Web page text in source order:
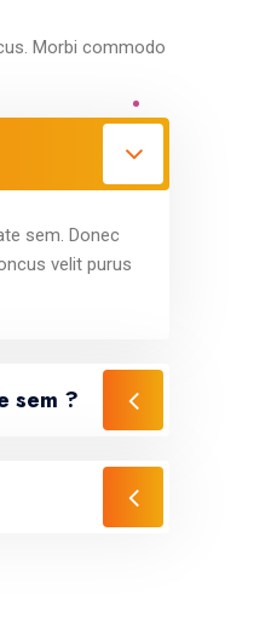
Morbi commodo
sem. Donec
velit purus
sem ?